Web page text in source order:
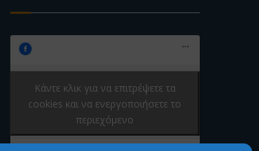
Κάντε κλικ για να επιτρέψετε τα
cookies και να ενεργοποιήσετε το
περιεχόμενο